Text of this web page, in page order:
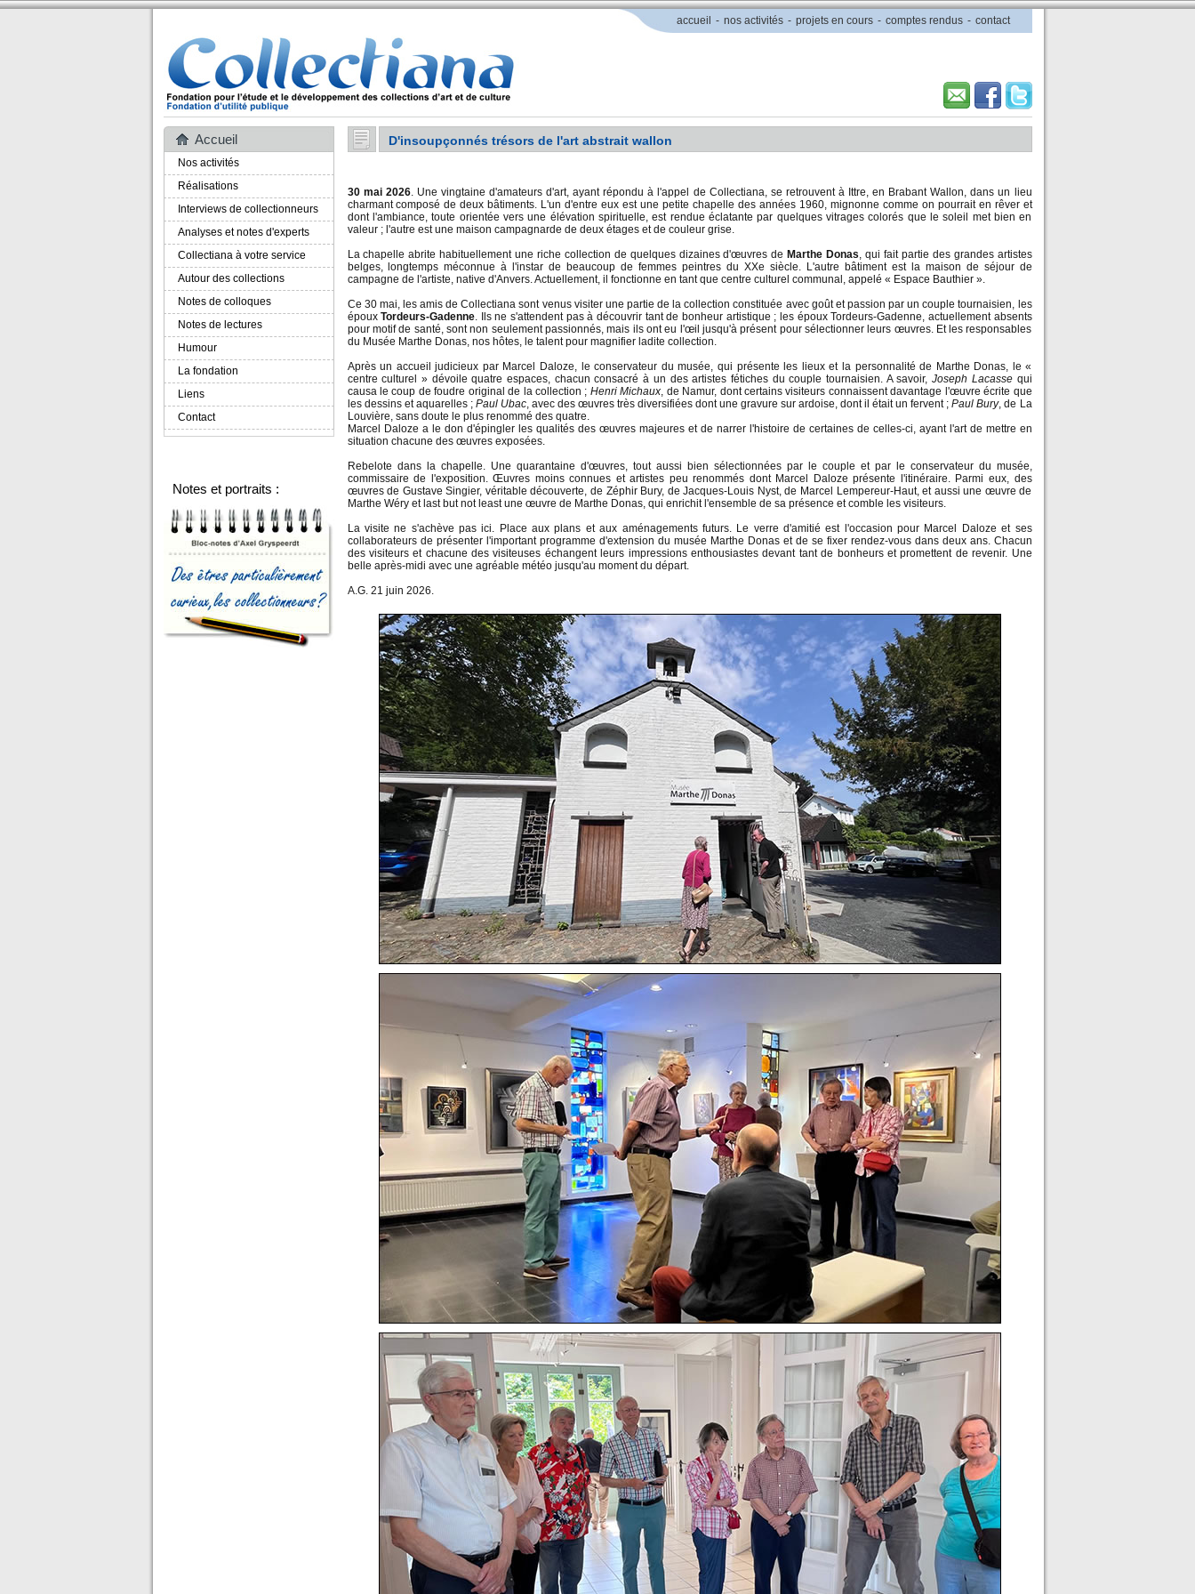
accueil - nos activités - projets en cours - comptes rendus - contact
Accueil
Nos activités
Réalisations
Interviews de collectionneurs
Analyses et notes d'experts
Collectiana à votre service
Autour des collections
Notes de colloques
Notes de lectures
Humour
La fondation
Liens
Contact
Notes et portraits :
D'insoupçonnés trésors de l'art abstrait wallon
30 mai 2026. Une vingtaine d'amateurs d'art, ayant répondu à l'appel de Collectiana, se retrouvent à Ittre, en Brabant Wallon, dans un lieu
charmant composé de deux bâtiments. L'un d'entre eux est une petite chapelle des années 1960, mignonne comme on pourrait en rêver et
dont l'ambiance, toute orientée vers une élévation spirituelle, est rendue éclatante par quelques vitrages colorés que le soleil met bien en
valeur ; l'autre est une maison campagnarde de deux étages et de couleur grise.
La chapelle abrite habituellement une riche collection de quelques dizaines d'œuvres de Marthe Donas, qui fait partie des grandes artistes
belges, longtemps méconnue à l'instar de beaucoup de femmes peintres du XXe siècle. L'autre bâtiment est la maison de séjour de
campagne de l'artiste, native d'Anvers. Actuellement, il fonctionne en tant que centre culturel communal, appelé « Espace Bauthier ».
Ce 30 mai, les amis de Collectiana sont venus visiter une partie de la collection constituée avec goût et passion par un couple tournaisien, les
épouxTordeurs-Gadenne. Ils ne s'attendent pas à découvrir tant de bonheur artistique ; les époux Tordeurs-Gadenne, actuellement absents
pour motif de santé, sont non seulement passionnés, mais ils ont eu l'œil jusqu'à présent pour sélectionner leurs œuvres. Et les responsables
du Musée Marthe Donas, nos hôtes, le talent pour magnifier ladite collection.
Après un accueil judicieux par Marcel Daloze, le conservateur du musée, qui présente les lieux et la personnalité de Marthe Donas, le «
centre culturel » dévoile quatre espaces, chacun consacré à un des artistes fétiches du couple tournaisien. A savoir,Joseph Lacassequi
causa le coup de foudre original de la collection ; Henri Michaux, de Namur, dont certains visiteurs connaissent davantage l'œuvre écrite que
les dessins et aquarelles ; Paul Ubac, avec des œuvres très diversifiées dont une gravure sur ardoise, dont il était un fervent ;Paul Bury, de La
Louvière, sans doute le plus renommé des quatre.
Marcel Daloze a le don d'épingler les qualités des œuvres majeures et de narrer l'histoire de certaines de celles-ci, ayant l'art de mettre en
situation chacune des œuvres exposées.
Rebelote dans la chapelle. Une quarantaine d'œuvres, tout aussi bien sélectionnées par le couple et par le conservateur du musée,
commissaire de l'exposition. Œuvres moins connues et artistes peu renommés dont Marcel Daloze présente l'itinéraire. Parmi eux, des
œuvres de Gustave Singier, véritable découverte, de Zéphir Bury, de Jacques-Louis Nyst, de Marcel Lempereur-Haut, et aussi une œuvre de
Marthe Wéry et last but not least une œuvre de Marthe Donas, qui enrichit l'ensemble de sa présence et comble les visiteurs.
La visite ne s'achève pas ici. Place aux plans et aux aménagements futurs. Le verre d'amitié est l'occasion pour Marcel Daloze et ses
collaborateurs de présenter l'important programme d'extension du musée Marthe Donas et de se fixer rendez-vous dans deux ans. Chacun
des visiteurs et chacune des visiteuses échangent leurs impressions enthousiastes devant tant de bonheurs et promettent de revenir. Une
belle après-midi avec une agréable météo jusqu'au moment du départ.
A.G. 21 juin 2026.